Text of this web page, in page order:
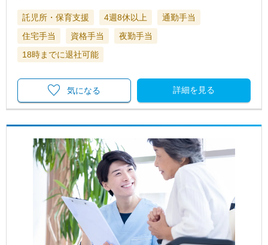
託児所・保育支援 4週8休以上
通勤手当
住宅手当
資格手当
夜勤手当
18時までに退社可能
詳細を見る
気になる